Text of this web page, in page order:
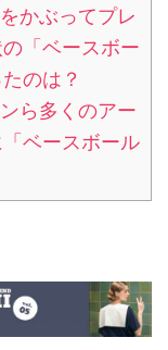
かぶってプレ
「ベースボー
のは？
ら多くのアー
ベースボール